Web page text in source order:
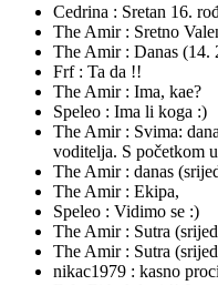
Cedrina : Sretan 16.
The Amir : Sretno
The Amir : Danas (14.
Frf : Ta da !!
The Amir : Ima, kae?
Speleo : Ima li koga :)
The Amir : Svima:
voditelja. S početkom
The Amir : danas
The Amir : Ekipa,
Speleo : Vidimo se :)
The Amir : Sutra
The Amir : Sutra
nikac1979 : kasno